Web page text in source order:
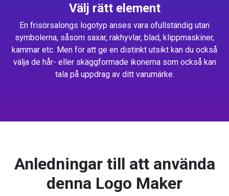
Välj rätt element
En frisörsalongs logotyp anses vara ofullständig utan
symbolerna, såsom saxar, rakhyvlar, blad, klippmaskiner,
kammar etc. Men för att ge en distinkt utsikt kan du också
välja de hår- eller skäggformade ikonerna som också kan
tala på uppdrag av ditt varumärke.
Anledningar till att använda
denna Logo Maker